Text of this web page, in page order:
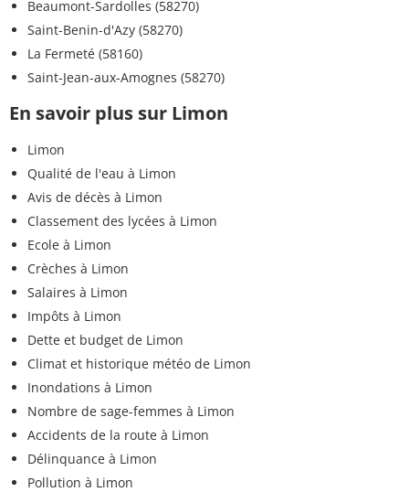
Beaumont-Sardolles (58270)
Saint-Benin-d'Azy (58270)
La Fermeté (58160)
Saint-Jean-aux-Amognes (58270)
En savoir plus sur Limon
Limon
Qualité de l'eau à Limon
Avis de décès à Limon
Classement des lycées à Limon
Ecole à Limon
Crèches à Limon
Salaires à Limon
Impôts à Limon
Dette et budget de Limon
Climat et historique météo de Limon
Inondations à Limon
Nombre de sage-femmes à Limon
Accidents de la route à Limon
Délinquance à Limon
Pollution à Limon